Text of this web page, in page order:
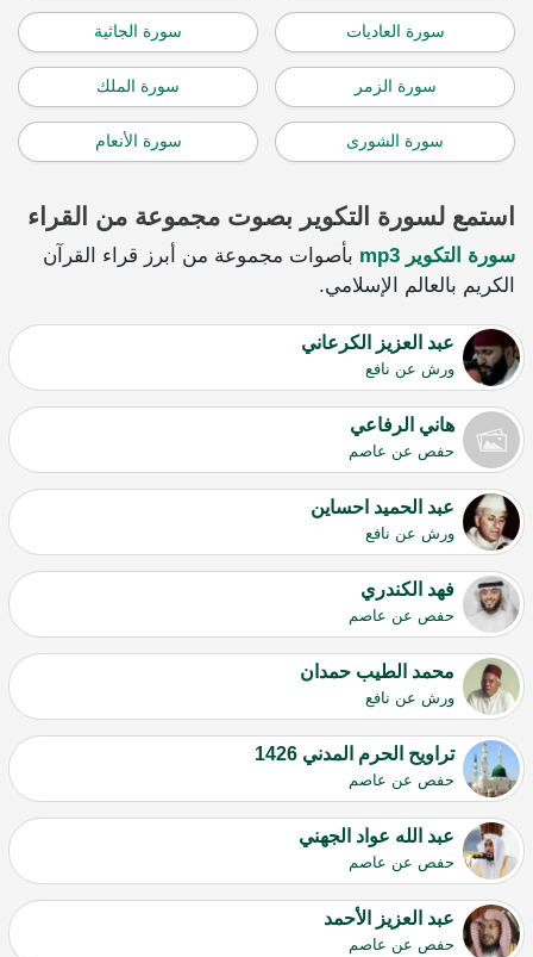
سورة العاديات سورة الجاثية
سورة الزمر سورة الملك
سورة الشورى سورة الأنعام
استمع لسورة التكوير بصوت مجموعة من القراء
سورة التكوير mp3
بأصوات مجموعة من أبرز قراء القرآن
الكريم بالعالم الإسلامي.
عبد العزيز الكرعاني
ورش عن نافع
هاني الرفاعي
حفص عن عاصم
عبد الحميد احساين
ورش عن نافع
فهد الكندري
حفص عن عاصم
محمد الطيب حمدان
ورش عن نافع
تراويح الحرم المدني 1426
حفص عن عاصم
عبد الله عواد الجهني
حفص عن عاصم
عبد العزيز الأحمد
حفص عن عاصم